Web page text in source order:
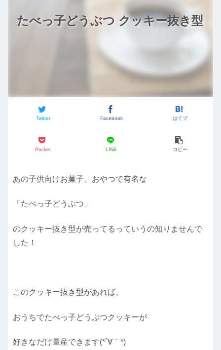
たべっ子どうぶつ クッキー抜き型
Twitter Facebook はてブ
Pocket LINE コピー
あの子供向けお菓子、おやつで有名な
「たべっ子どうぶつ」
のクッキー抜き型が売ってるっていうの知りませんで
した！
このクッキー抜き型があれば、
おうちでたべっ子どうぶつクッキーが
好きなだけ量産できます(*´∀｀*)